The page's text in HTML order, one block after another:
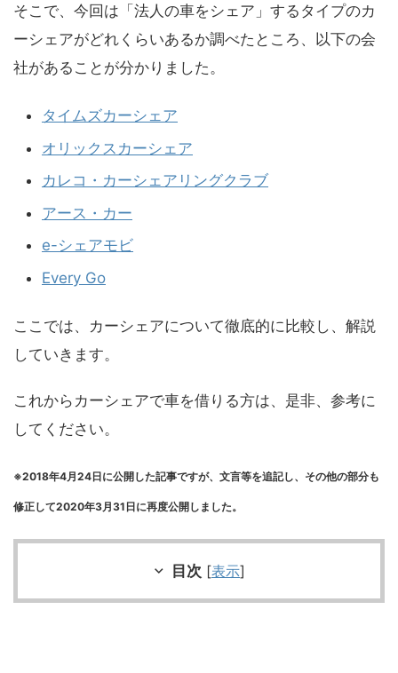
そこで、今回は「法人の車をシェア」するタイプのカ
ーシェアがどれくらいあるか調べたところ、以下の会
社があることが分かりました。
タイムズカーシェア
オリックスカーシェア
カレコ・カーシェアリングクラブ
アース・カー
e-シェアモビ
Every Go
ここでは、カーシェアについて徹底的に比較し、解説
していきます。
これからカーシェアで車を借りる方は、是非、参考に
してください。
※2018年4月24日に公開した記事ですが、文言等を追記し、その他の部分も
修正して2020年3月31日に再度公開しました。
目次 [表示]